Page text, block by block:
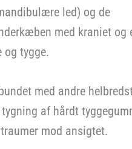
led) og de
med kraniet og
og tygge.
med andre
af hårdt
mod ansigtet.